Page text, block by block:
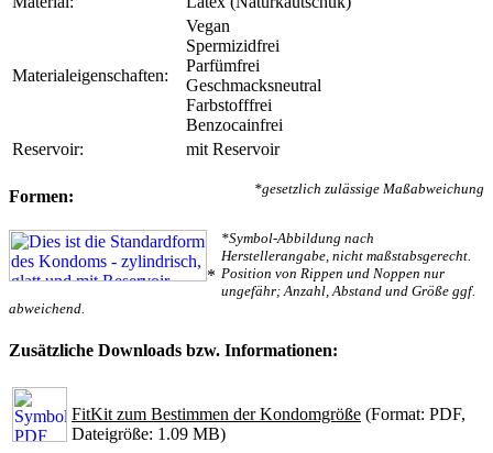
Materialeigenschaften:
Vegan
Spermizidfrei
Parfümfrei
Geschmacksneutral
Farbstofffrei
Benzocainfrei
Reservoir:
mit Reservoir
*gesetzlich zulässige Maßabweichung
Formen:
*
*Symbol-Abbildung nach
Herstellerangabe, nicht maßstabsgerecht.
Position von Rippen und Noppen nur
ungefähr; Anzahl, Abstand und Größe ggf.
abweichend.
Zusätzliche Downloads bzw. Informationen:
FitKit zum Bestimmen der Kondomgröße (Format: PDF,
Dateigröße: 1.09 MB)